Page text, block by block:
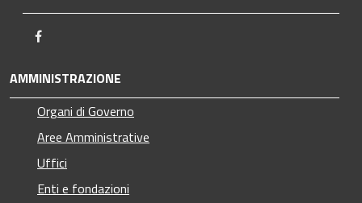
AMMINISTRAZIONE
Organi di Governo
Aree Amministrative
Uffici
Enti e fondazioni